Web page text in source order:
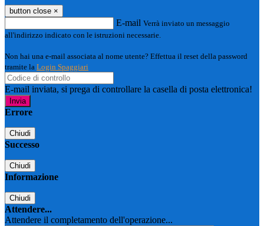
button close ×
E-mail Verrà inviato un messaggio
all'indirizzo indicato con le istruzioni necessarie.
Non hai una e-mail associata al nome utente? Effettua il reset della password
tramite la Login Spaggiari
E-mail inviata, si prega di controllare la casella di posta elettronica!
Errore
Chiudi
Successo
Chiudi
Informazione
Chiudi
Attendere...
Attendere il completamento dell'operazione...